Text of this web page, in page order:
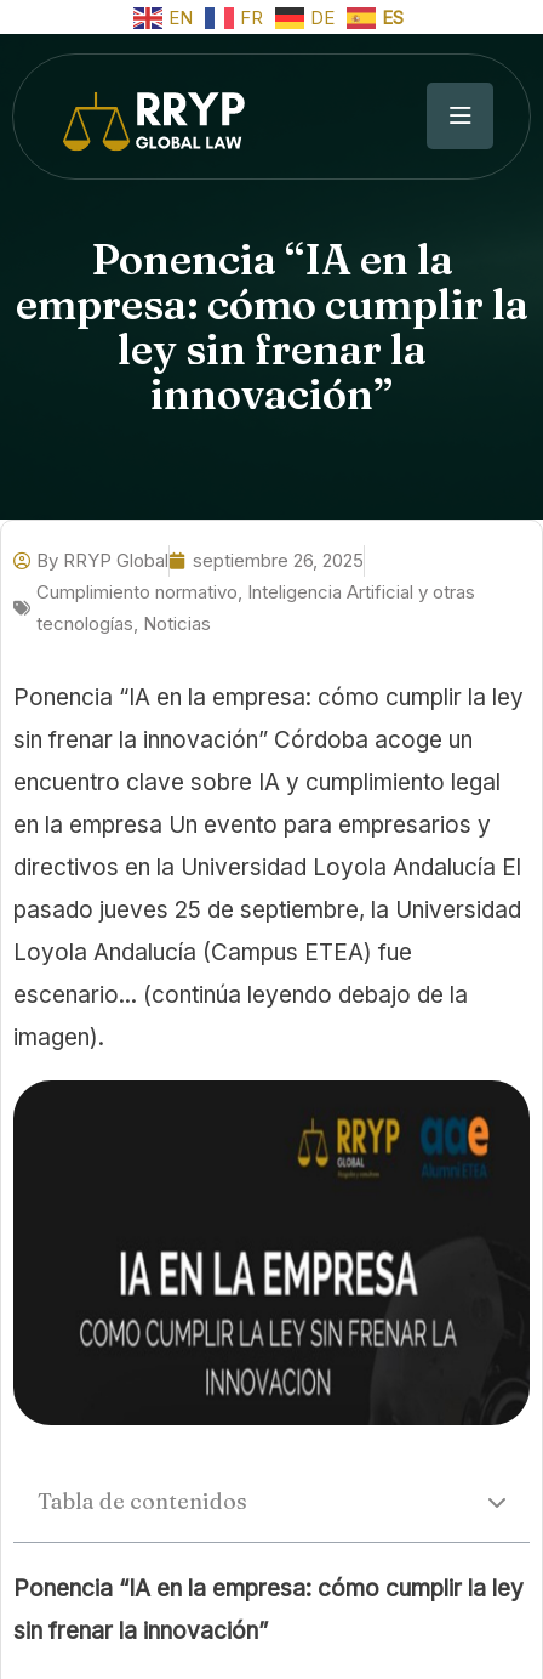
EN FR DE ES
Ponencia “IA en la
empresa: cómo cumplir la
ley sin frenar la
innovación”
By RRYP Global
septiembre 26, 2025
Cumplimiento normativo Inteligencia Artificial y otras
tecnologías Noticias
Ponencia “IA en la empresa: cómo cumplir la ley
sin frenar la innovación” Córdoba acoge un
encuentro clave sobre IA y cumplimiento legal
en la empresa Un evento para empresarios y
directivos en la Universidad Loyola Andalucía El
pasado jueves 25 de septiembre, la Universidad
Loyola Andalucía (Campus ETEA) fue
escenario... (continúa leyendo debajo de la
imagen).
Tabla de contenidos
Ponencia “IA en la empresa: cómo cumplir la ley
sin frenar la innovación”